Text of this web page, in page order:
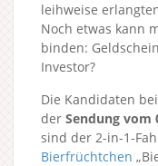
leihweise
Noch etwas kann
binden:
Investor?
Die Kandidaten
der Sendung vom
sind der 2-in-1-
Bierfrüchtchen